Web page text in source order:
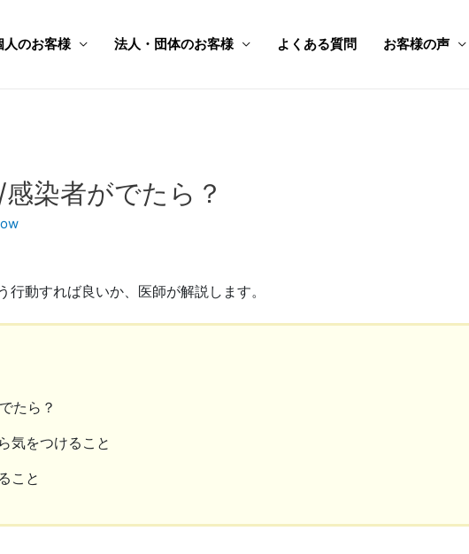
人のお客様 法人・団体のお客様 よくある質問 お客様の声
染者がでたら？
動すれば良いか、医師が解説します。
たら？
気をつけること
こと